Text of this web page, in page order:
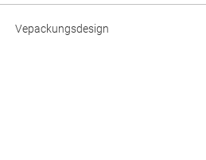
Vepackungsdesign